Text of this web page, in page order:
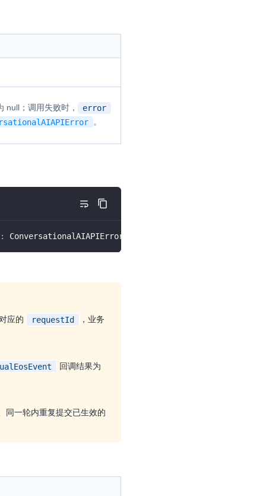
null；调用失败时，
error
。
: ConversationalAIAPIError
应的 requestId
，业务
回调结果为
同一轮内重复提交已生效的